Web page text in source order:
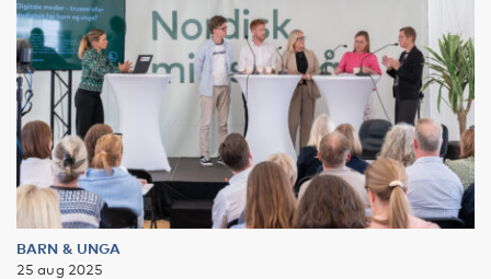
BARN & UNGA
25 aug 2025